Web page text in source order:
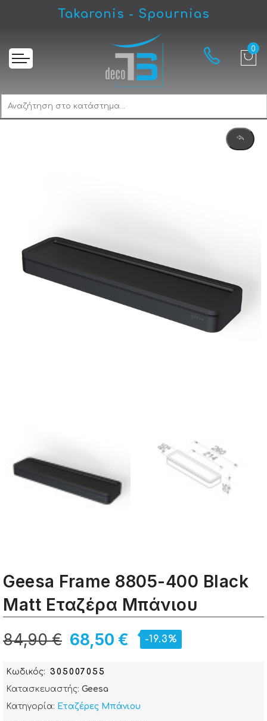
Takaronis - Spournias
Geesa Frame 8805-400 Black Matt Εταζέρα Μπάνιου
Geesa Frame 8805-400 Black
Matt Εταζέρα Μπάνιου
68,50 €
84,90 € -19.3%
Κωδικός
305007055
Κατασκευαστής: Geesa
Κατηγορία: Εταζέρες Μπάνιου